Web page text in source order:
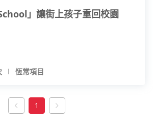
」讓街上孩子重回校園
恆常項目
1